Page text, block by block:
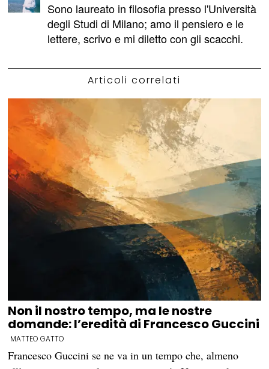
Sono laureato in filosofia presso l'Università
degli Studi di Milano; amo il pensiero e le
lettere, scrivo e mi diletto con gli scacchi.
Articoli correlati
Non il nostro tempo, ma le nostre
domande: l’eredità di Francesco Guccini
MATTEO GATTO
Francesco Guccini se ne va in un tempo che, almeno